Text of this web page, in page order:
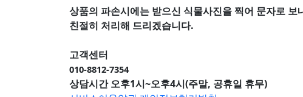
상품의 파손시에는 받으신 식물사진을 찍어 문자로 보
친절히 처리해 드리겠습니다.
고객센터
010-8812-7354
상담시간 오후1시~오후4시(주말, 공휴일 휴무)